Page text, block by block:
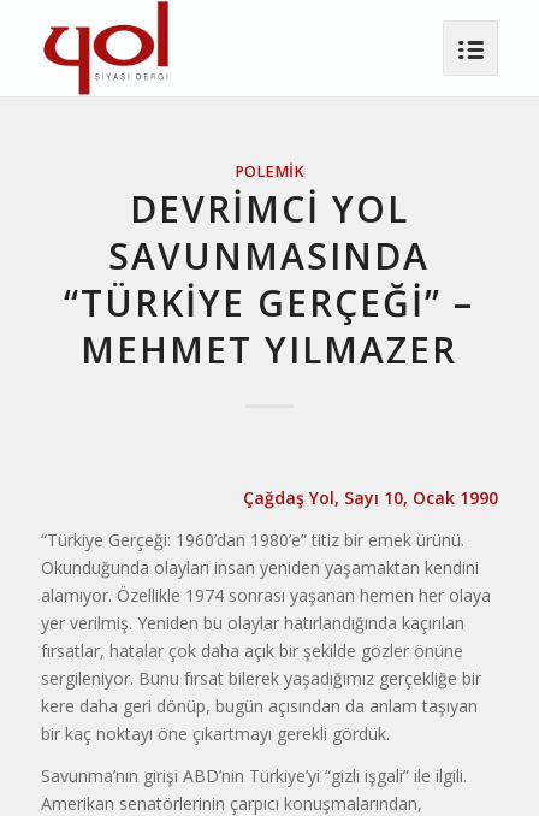
POLEMIK
DEVRIMCI YOL
SAVUNMASINDA
“TÜRKIYE GERÇEĞI” –
MEHMET YILMAZER
Çağdaş Yol, Sayı 10, Ocak 1990
“Türkiye Gerçeği: 1960’dan 1980’e” titiz bir emek ürünü.
Okunduğunda olayları insan yeniden yaşamaktan kendini
alamıyor. Özellikle 1974 sonrası yaşanan hemen her olaya
yer verilmiş. Yeniden bu olaylar hatırlandığında kaçırılan
fırsatlar, hatalar çok daha açık bir şekilde gözler önüne
sergileniyor. Bunu fırsat bilerek yaşadığımız gerçekliğe bir
kere daha geri dönüp, bugün açısından da anlam taşıyan
bir kaç noktayı öne çıkartmayı gerekli gördük.
Savunma’nın girişi ABD’nin Türkiye’yi “gizli işgali” ile ilgili.
Amerikan senatörlerinin çarpıcı konuşmalarından,